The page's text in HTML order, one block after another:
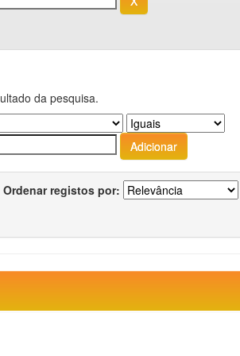
da pesquisa.
Ordenar registos por: